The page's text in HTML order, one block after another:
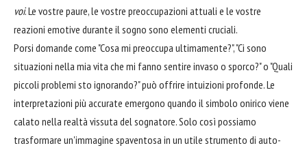
voi. Le vostre paure, le vostre preoccupazioni attuali e le vostre
reazioni emotive durante il sogno sono elementi cruciali.
Porsi domande come "Cosa mi preoccupa ultimamente?", "Ci sono
situazioni nella mia vita che mi fanno sentire invaso o sporco?" o "Quali
piccoli problemi sto ignorando?" può offrire intuizioni profonde. Le
interpretazioni più accurate emergono quando il simbolo onirico viene
calato nella realtà vissuta del sognatore. Solo così possiamo
trasformare un'immagine spaventosa in un utile strumento di auto-